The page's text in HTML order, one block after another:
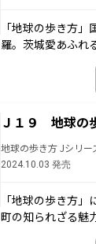
「地球の歩き方
羅。茨城愛あふれ
Ｊ１９ 地球の
地球の歩き方 Jシリー
2024.10.03 発売
「地球の歩き方
町の知られざる魅